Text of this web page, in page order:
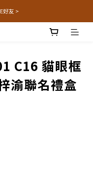
好友 >
C16 貓眼框
渝聯名禮盒